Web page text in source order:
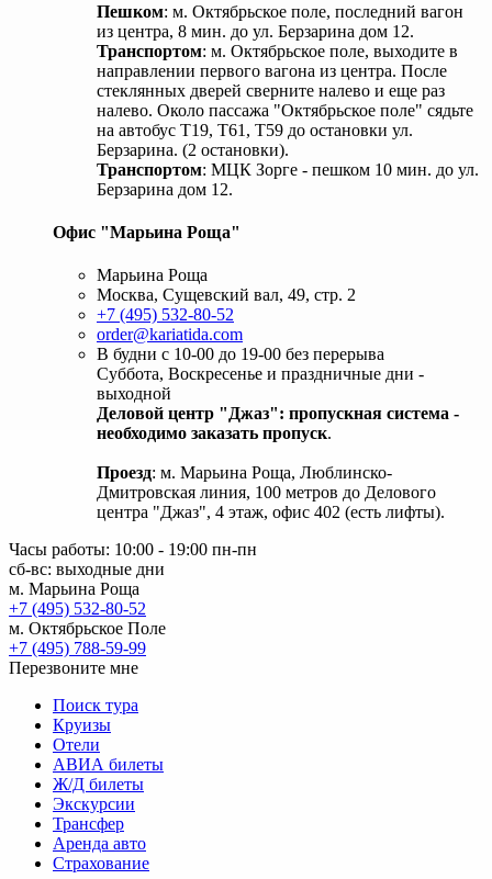
Пешком: м. Октябрьское поле, последний вагон
из центра, 8 мин. до ул. Берзарина дом 12.
Транспортом: м. Октябрьское поле, выходите в
направлении первого вагона из центра. После
стеклянных дверей сверните налево и еще раз
налево. Около пассажа "Октябрьское поле" сядьте
на автобус Т19, Т61, Т59 до остановки ул.
Берзарина. (2 остановки).
Транспортом: МЦК Зорге - пешком 10 мин. до ул.
Берзарина дом 12.
Офис "Марьина Роща"
Марьина Роща
Москва, Сущевский вал, 49, стр. 2
+7 (495) 532-80-52
order@kariatida.com
В будни с 10-00 до 19-00 без перерыва
Суббота, Воскресенье и праздничные дни -
выходной
Деловой центр "Джаз": пропускная система -
необходимо заказать пропуск.
Проезд: м. Марьина Роща, Люблинско-
Дмитровская линия, 100 метров до Делового
центра "Джаз", 4 этаж, офис 402 (есть лифты).
Часы работы: 10:00 - 19:00 пн-пн
сб-вс: выходные дни
м. Марьина Роща
+7 (495) 532-80-52
м. Октябрьское Поле
+7 (495) 788-59-99
Перезвоните мне
Поиск тура
Круизы
Отели
АВИА билеты
Ж/Д билеты
Экскурсии
Трансфер
Аренда авто
Страхование